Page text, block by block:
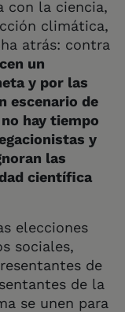
con la ciencia,
climática,
atrás: contra
un
y por las
escenario de
hay tiempo
y
las
científica
elecciones
sociales,
de
de la
se unen para